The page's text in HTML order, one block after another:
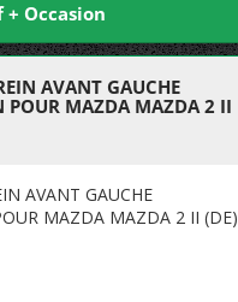
Occasion
AVANT GAUCHE
POUR MAZDA MAZDA 2 II
AVANT GAUCHE
MAZDA MAZDA 2 II (DE)